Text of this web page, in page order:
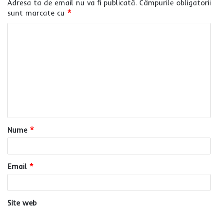
Adresa ta de email nu va fi publicată. Câmpurile obligatorii
sunt marcate cu *
a
r
u
*
Nume *
Email *
Site web